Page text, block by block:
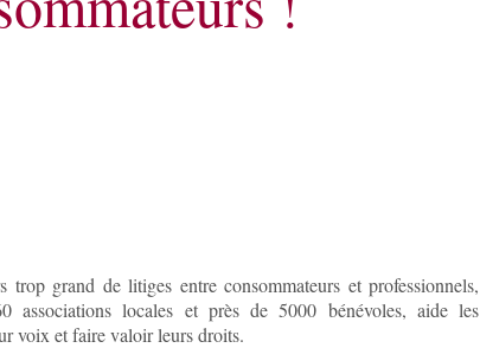
grand de litiges entre consommateurs et professionnels,
associations locales et près de 5000 bénévoles, aide les
voix et faire valoir leurs droits.